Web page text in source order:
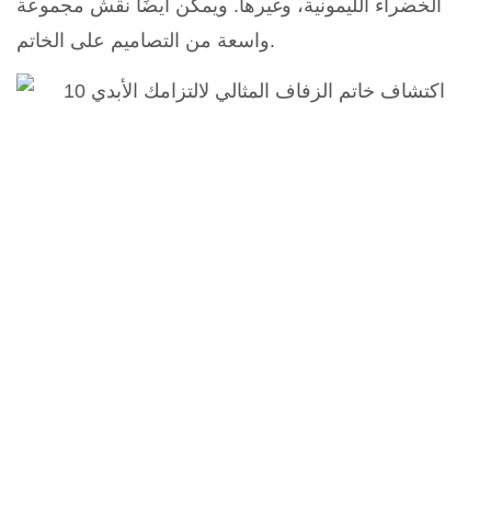
الخضراء الليمونية، وغيرها. ويمكن أيضًا نقش مجموعة
واسعة من التصاميم على الخاتم.